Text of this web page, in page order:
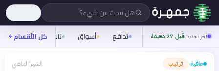
هل تبحث عن شيء؟
آخر تحديثقبل 27 دقيقة تدافع أسواق ناس روح
كل الأقسام
عافية› ترتيب الشهر الماضي